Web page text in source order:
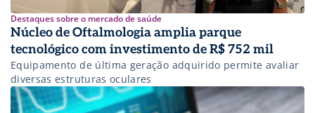
Destaques sobre o mercado de saúde
Núcleo de Oftalmologia amplia parque
tecnológico com investimento de R$ 752 mil
Equipamento de última geração adquirido permite avaliar
diversas estruturas oculares